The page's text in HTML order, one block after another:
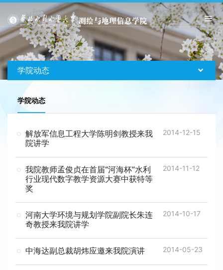
学院动态
学院动态
2014-12-15
解放军信息工程大学陈明剑教授来我
院讲学
2014-11-12
我院教师孟俊贞在首届“河海杯”水利
行业现代数字教学资源大赛中获特等
奖
2014-10-17
河南大学环境与规划学院副院长朱连
奇教授来我院讲学
2014-05-23
中海达副总裁胡炜应邀来我院演讲